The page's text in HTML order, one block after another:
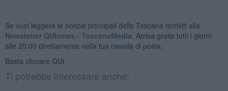
Se vuoi leggere le notizie principali della Toscana iscriviti alla
Newsletter QUInews - ToscanaMedia. Arriva gratis tutti i giorni
alle 20:00 direttamente nella tua casella di posta.
Basta cliccare QUI
Ti potrebbe interessare anche: